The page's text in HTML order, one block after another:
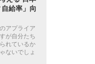
給率」向
アプライア
が自分たち
れているか
ないでしょ